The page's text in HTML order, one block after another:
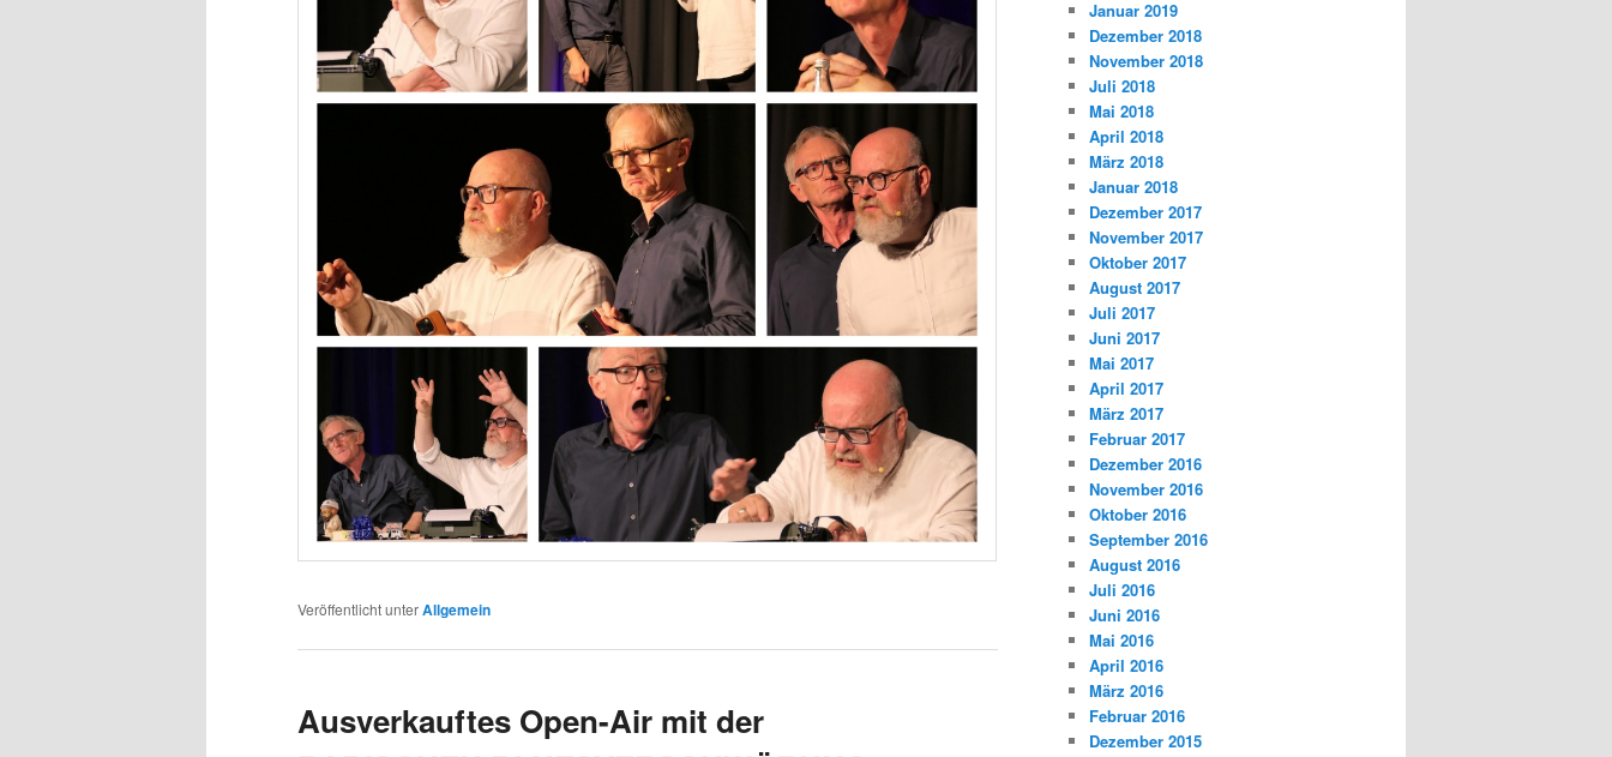
Veröffentlicht unterAllgemein
Ausverkauftes Open-Air mit der
Januar 2019
Dezember 2018
November 2018
Juli 2018
Mai 2018
April 2018
März 2018
Januar 2018
Dezember 2017
November 2017
Oktober 2017
August 2017
Juli 2017
Juni 2017
Mai 2017
April 2017
März 2017
Februar 2017
Dezember 2016
November 2016
Oktober 2016
September 2016
August 2016
Juli 2016
Juni 2016
Mai 2016
April 2016
März 2016
Februar 2016
Dezember 2015